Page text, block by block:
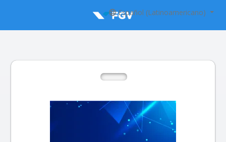
Español (Latinoamericano)